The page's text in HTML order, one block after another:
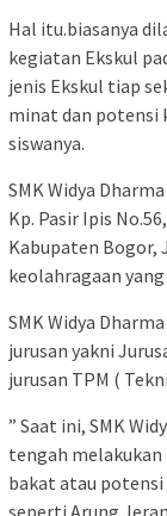
Hal itu.biasanya
kegiatan Ekskul
jenis Ekskul tiap
minat dan potensi
siswanya.
SMK Widya
Kp. Pasir Ipis
Kabupaten Bogor,
keolahragaan yang
SMK Widya
jurusan yakni
jurusan TPM (
” Saat ini, SMK
tengah
bakat atau potensi
seperti Arung